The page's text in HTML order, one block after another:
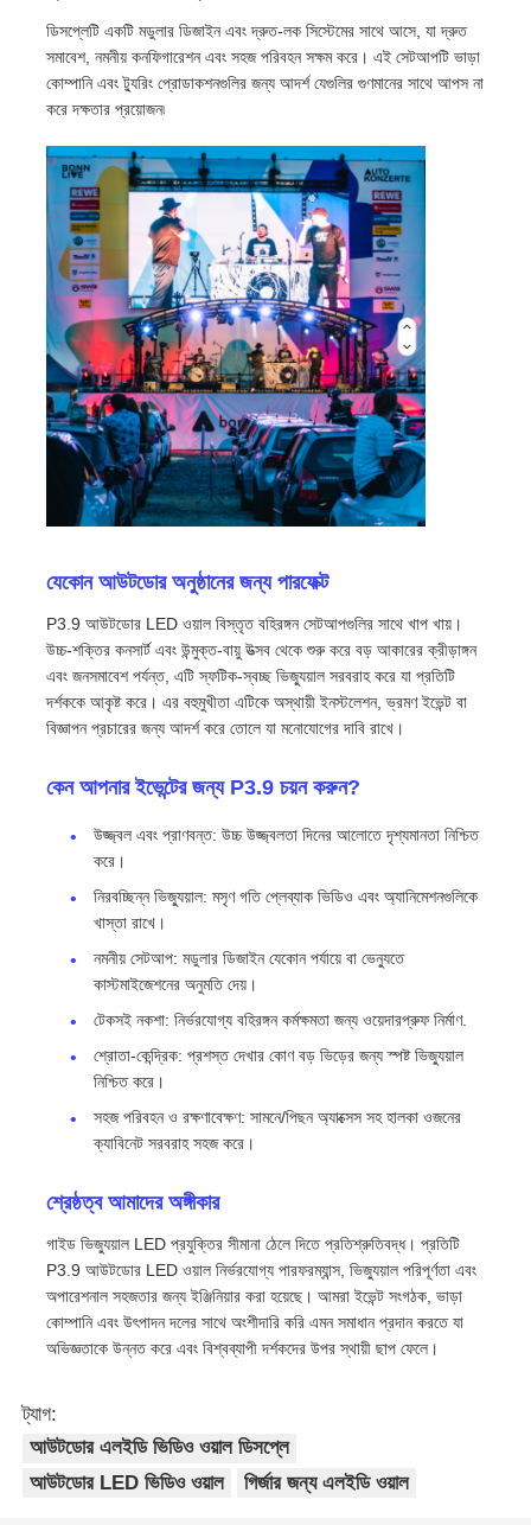
একটি উদ্ধৃতি অনুরোধ করুন
এলইডি ডিসপ্লে স্ক্রিন
কনসার্টের নেতৃত্বাধীন স্ক্রিন
স্টেজ এলইডি স্ক্রিন ভাড়া
সিওবি এলইডি ভিডিও প্রাচীর
স্বচ্ছ এলইডি প্রদর্শন
এসএমডি এলইডি স্ক্রিন
বহিরঙ্গন এলইডি ডিসপ্লে বোর্ড
বহিরঙ্গন নেতৃত্বাধীন বিলবোর্ড
ডিসপ্লেটি একটি মডুলার ডিজাইন এবং দ্রুত-লক সিস্টেমের সাথে আসে, যা দ্রুত
সমাবেশ, নমনীয় কনফিগারেশন এবং সহজ পরিবহন সক্ষম করে। এই সেটআপটি ভাড়া
কোম্পানি এবং ট্যুরিং প্রোডাকশনগুলির জন্য আদর্শ যেগুলির গুণমানের সাথে আপস না
করে দক্ষতার প্রয়োজন৷
যেকোন আউটডোর অনুষ্ঠানের জন্য পারফেক্ট
P3.9 আউটডোর LED ওয়াল বিস্তৃত বহিরঙ্গন সেটআপগুলির সাথে খাপ খায়।
উচ্চ-শক্তির কনসার্ট এবং উন্মুক্ত-বায়ু উত্সব থেকে শুরু করে বড় আকারের ক্রীড়াঙ্গন
এবং জনসমাবেশ পর্যন্ত, এটি স্ফটিক-স্বচ্ছ ভিজ্যুয়াল সরবরাহ করে যা প্রতিটি
দর্শককে আকৃষ্ট করে। এর বহুমুখীতা এটিকে অস্থায়ী ইনস্টলেশন, ভ্রমণ ইভেন্ট বা
বিজ্ঞাপন প্রচারের জন্য আদর্শ করে তোলে যা মনোযোগের দাবি রাখে।
কেন আপনার ইভেন্টের জন্য P3.9 চয়ন করুন?
উজ্জ্বল এবং প্রাণবন্ত: উচ্চ উজ্জ্বলতা দিনের আলোতে দৃশ্যমানতা নিশ্চিত
করে।
নিরবচ্ছিন্ন ভিজ্যুয়াল: মসৃণ গতি প্লেব্যাক ভিডিও এবং অ্যানিমেশনগুলিকে
খাস্তা রাখে।
নমনীয় সেটআপ: মডুলার ডিজাইন যেকোন পর্যায়ে বা ভেন্যুতে
কাস্টমাইজেশনের অনুমতি দেয়।
টেকসই নকশা: নির্ভরযোগ্য বহিরঙ্গন কর্মক্ষমতা জন্য ওয়েদারপ্রুফ নির্মাণ.
শ্রোতা-কেন্দ্রিক: প্রশস্ত দেখার কোণ বড় ভিড়ের জন্য স্পষ্ট ভিজ্যুয়াল
নিশ্চিত করে।
সহজ পরিবহন ও রক্ষণাবেক্ষণ: সামনে/পিছন অ্যাক্সেস সহ হালকা ওজনের
ক্যাবিনেট সরবরাহ সহজ করে।
শ্রেষ্ঠত্ব আমাদের অঙ্গীকার
গাইড ভিজ্যুয়াল LED প্রযুক্তির সীমানা ঠেলে দিতে প্রতিশ্রুতিবদ্ধ। প্রতিটি
P3.9 আউটডোর LED ওয়াল নির্ভরযোগ্য পারফরম্যান্স, ভিজ্যুয়াল পরিপূর্ণতা এবং
অপারেশনাল সহজতার জন্য ইঞ্জিনিয়ার করা হয়েছে। আমরা ইভেন্ট সংগঠক, ভাড়া
কোম্পানি এবং উৎপাদন দলের সাথে অংশীদারি করি এমন সমাধান প্রদান করতে যা
অভিজ্ঞতাকে উন্নত করে এবং বিশ্বব্যাপী দর্শকদের উপর স্থায়ী ছাপ ফেলে।
ট্যাগ:
আউটডোর এলইডি ভিডিও ওয়াল ডিসপ্লে
আউটডোর LED ভিডিও ওয়াল
গির্জার জন্য এলইডি ওয়াল